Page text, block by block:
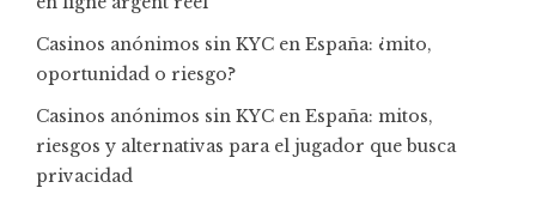
Casinos anónimos sin KYC en España: ¿mito,
oportunidad o riesgo?
Casinos anónimos sin KYC en España: mitos,
riesgos y alternativas para el jugador que busca
privacidad